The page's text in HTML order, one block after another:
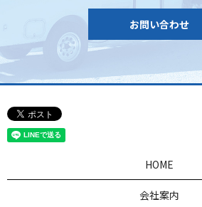
お問い合わせ
HOME
会社案内